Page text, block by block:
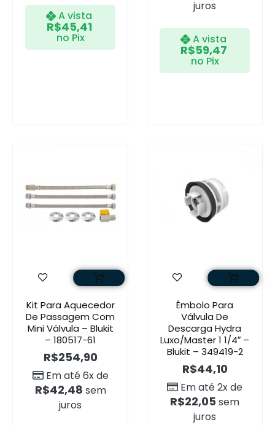
A vista
R$45,41
no Pix
juros
A vista
R$59,47
no Pix
Kit Para Aquecedor
De Passagem Com
Mini Válvula – Blukit
– 180517-61
R$254,90
Em até 6x de
R$42,48 sem
juros
Êmbolo Para
Válvula De
Descarga Hydra
Luxo/Master 1 1/4″ –
Blukit – 349419-2
R$44,10
Em até 2x de
R$22,05 sem
juros